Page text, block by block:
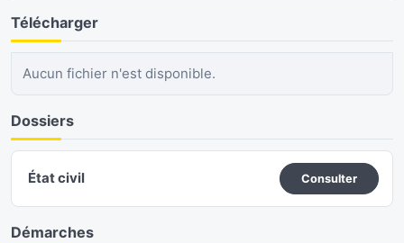
Télécharger
Aucun fichier n'est disponible.
Dossiers
État civil Consulter
Démarches